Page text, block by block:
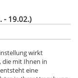
- 19.02.)
wirkt
die mit Ihnen in
eine